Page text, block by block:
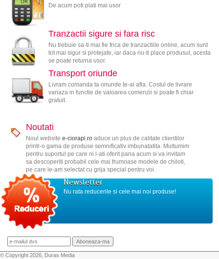
De acum poti plati mai usor
Tranzactii sigure si fara risc
Nu trebuie sa-ti mai fie frica de tranzactiile online, acum sunt
tot mai sigur si protejate, iar daca nu-ti place produsul, acesta
se poate returna usor.
Transport oriunde
Livram comanda ta oriunde te-ai afla. Costul de livrare
variaza in functie de valoarea comenzii si poate fi chiar
gratuit.
Noutati
Noul website e-ciorapi.roaduce un plus de calitate clientilor
printr-o gama de produse semnificativ imbunatatita. Multumim
pentru suportul pe care ni l-ati oferit pana acum si va invitam
sa descoperiti probabil cele mai frumoase modele de chiloti,
pe care le-am selectat cu grija special pentru voi.
Newsletter
Nu rata reducerile si cele mai noi produse!
© Copyright 2026, Duras Media